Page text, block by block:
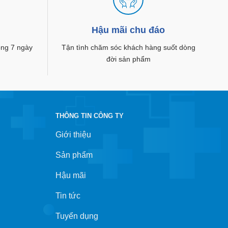
7 ngày
Hậu mãi chu đáo
Tận tình chăm sóc khách hàng suốt dòng
đời sản phẩm
THÔNG TIN CÔNG TY
Giới thiệu
Sản phẩm
Hậu mãi
Tin tức
Tuyển dụng